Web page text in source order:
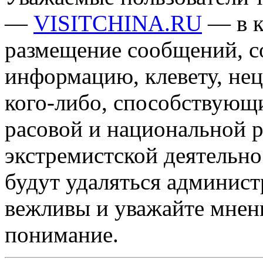
— VISITCHINA.RU — в
размещение сообщений,
информацию, клевету,
кого-либо,
расовой и национальной
экстремистской
будут удаляться
вежливы и уважайте
понимание.